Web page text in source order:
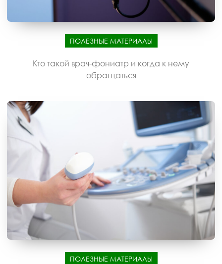
ПОЛЕЗНЫЕ МАТЕРИАЛЫ
Кто такой врач-фониатр и когда к нему
обращаться
ПОЛЕЗНЫЕ МАТЕРИАЛЫ